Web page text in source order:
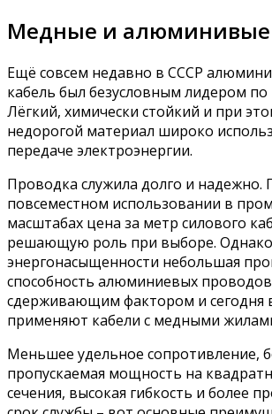
Медные и алюминивые
Ещё совсем недавно в СССР
кабель был безусловным лидером
Лёгкий, химически стойкий и при
недорогой материал широко
передаче электроэнергии.
Проводка служила долго и надежно.
повсеместном использовании в
масштабах цена за метр силового
решающую роль при выборе.
энергонасыщенности небольшая
способность алюминиевых проводов
сдерживающим фактором и сегодня
применяют кабели с медными
Меньшее удельное сопротивление,
пропускаемая мощность на
сечения, высокая гибкость и более